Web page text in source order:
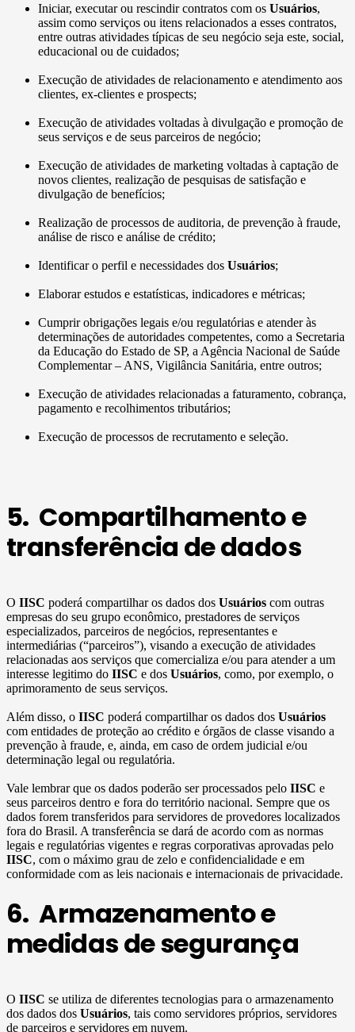
Iniciar, executar ou rescindir contratos com os Usuários,
assim como serviços ou itens relacionados a esses contratos,
entre outras atividades típicas de seu negócio seja este, social,
educacional ou de cuidados;
Execução de atividades de relacionamento e atendimento aos
clientes, ex-clientes e prospects;
Execução de atividades voltadas à divulgação e promoção de
seus serviços e de seus parceiros de negócio;
Execução de atividades de marketing voltadas à captação de
novos clientes, realização de pesquisas de satisfação e
divulgação de benefícios;
Realização de processos de auditoria, de prevenção à fraude,
análise de risco e análise de crédito;
Identificar o perfil e necessidades dos Usuários;
Elaborar estudos e estatísticas, indicadores e métricas;
Cumprir obrigações legais e/ou regulatórias e atender às
determinações de autoridades competentes, como a Secretaria
da Educação do Estado de SP, a Agência Nacional de Saúde
Complementar – ANS, Vigilância Sanitária, entre outros;
Execução de atividades relacionadas a faturamento, cobrança,
pagamento e recolhimentos tributários;
Execução de processos de recrutamento e seleção.
5. Compartilhamento e
transferência de dados
O IISC poderá compartilhar os dados dos Usuários com outras
empresas do seu grupo econômico, prestadores de serviços
especializados, parceiros de negócios, representantes e
intermediárias (“parceiros”), visando a execução de atividades
relacionadas aos serviços que comercializa e/ou para atender a um
interesse legitimo do IISC e dos Usuários, como, por exemplo, o
aprimoramento de seus serviços.
Além disso, o IISC poderá compartilhar os dados dos Usuários
com entidades de proteção ao crédito e órgãos de classe visando a
prevenção à fraude, e, ainda, em caso de ordem judicial e/ou
determinação legal ou regulatória.
Vale lembrar que os dados poderão ser processados pelo IISC e
seus parceiros dentro e fora do território nacional. Sempre que os
dados forem transferidos para servidores de provedores localizados
fora do Brasil. A transferência se dará de acordo com as normas
legais e regulatórias vigentes e regras corporativas aprovadas pelo
IISC, com o máximo grau de zelo e confidencialidade e em
conformidade com as leis nacionais e internacionais de privacidade.
6. Armazenamento e
medidas de segurança
O IISC se utiliza de diferentes tecnologias para o armazenamento
dos dados dos Usuários, tais como servidores próprios, servidores
de parceiros e servidores em nuvem.